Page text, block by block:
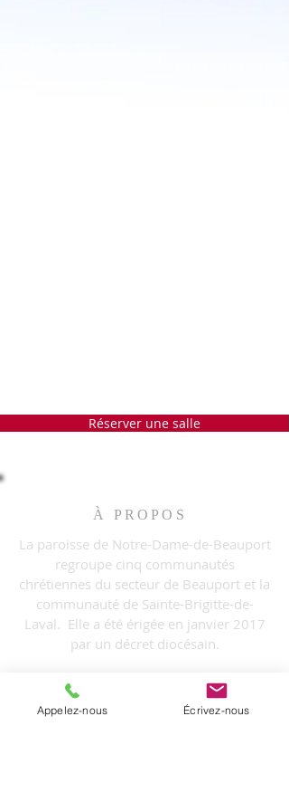
Réserver une salle
À PROPOS
La paroisse de Notre-Dame-de-Beauport
regroupe cinq communautés
chrétiennes du secteur de Beauport et la
communauté de Sainte-Brigitte-de-
Laval. Elle a été érigée en janvier 2017
par un décret diocésain.
INFORMATIONS
T. (418) 204-0510
Appelez-nous Écrivez-nous